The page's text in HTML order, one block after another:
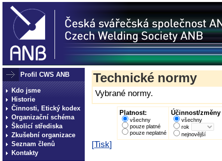
Profil CWS ANB
Kdo jsme
Historie
Činnosti, Etický kodex
Organizační schéma
Školicí střediska
Zkušební organizace
Seznam členů
Kontakty
Technické normy
Vybrané normy.
Platnost:
všechny
pouze platné
pouze neplatné
Účinnost/změny
všechny
rok
nejnovější
[Tisk]